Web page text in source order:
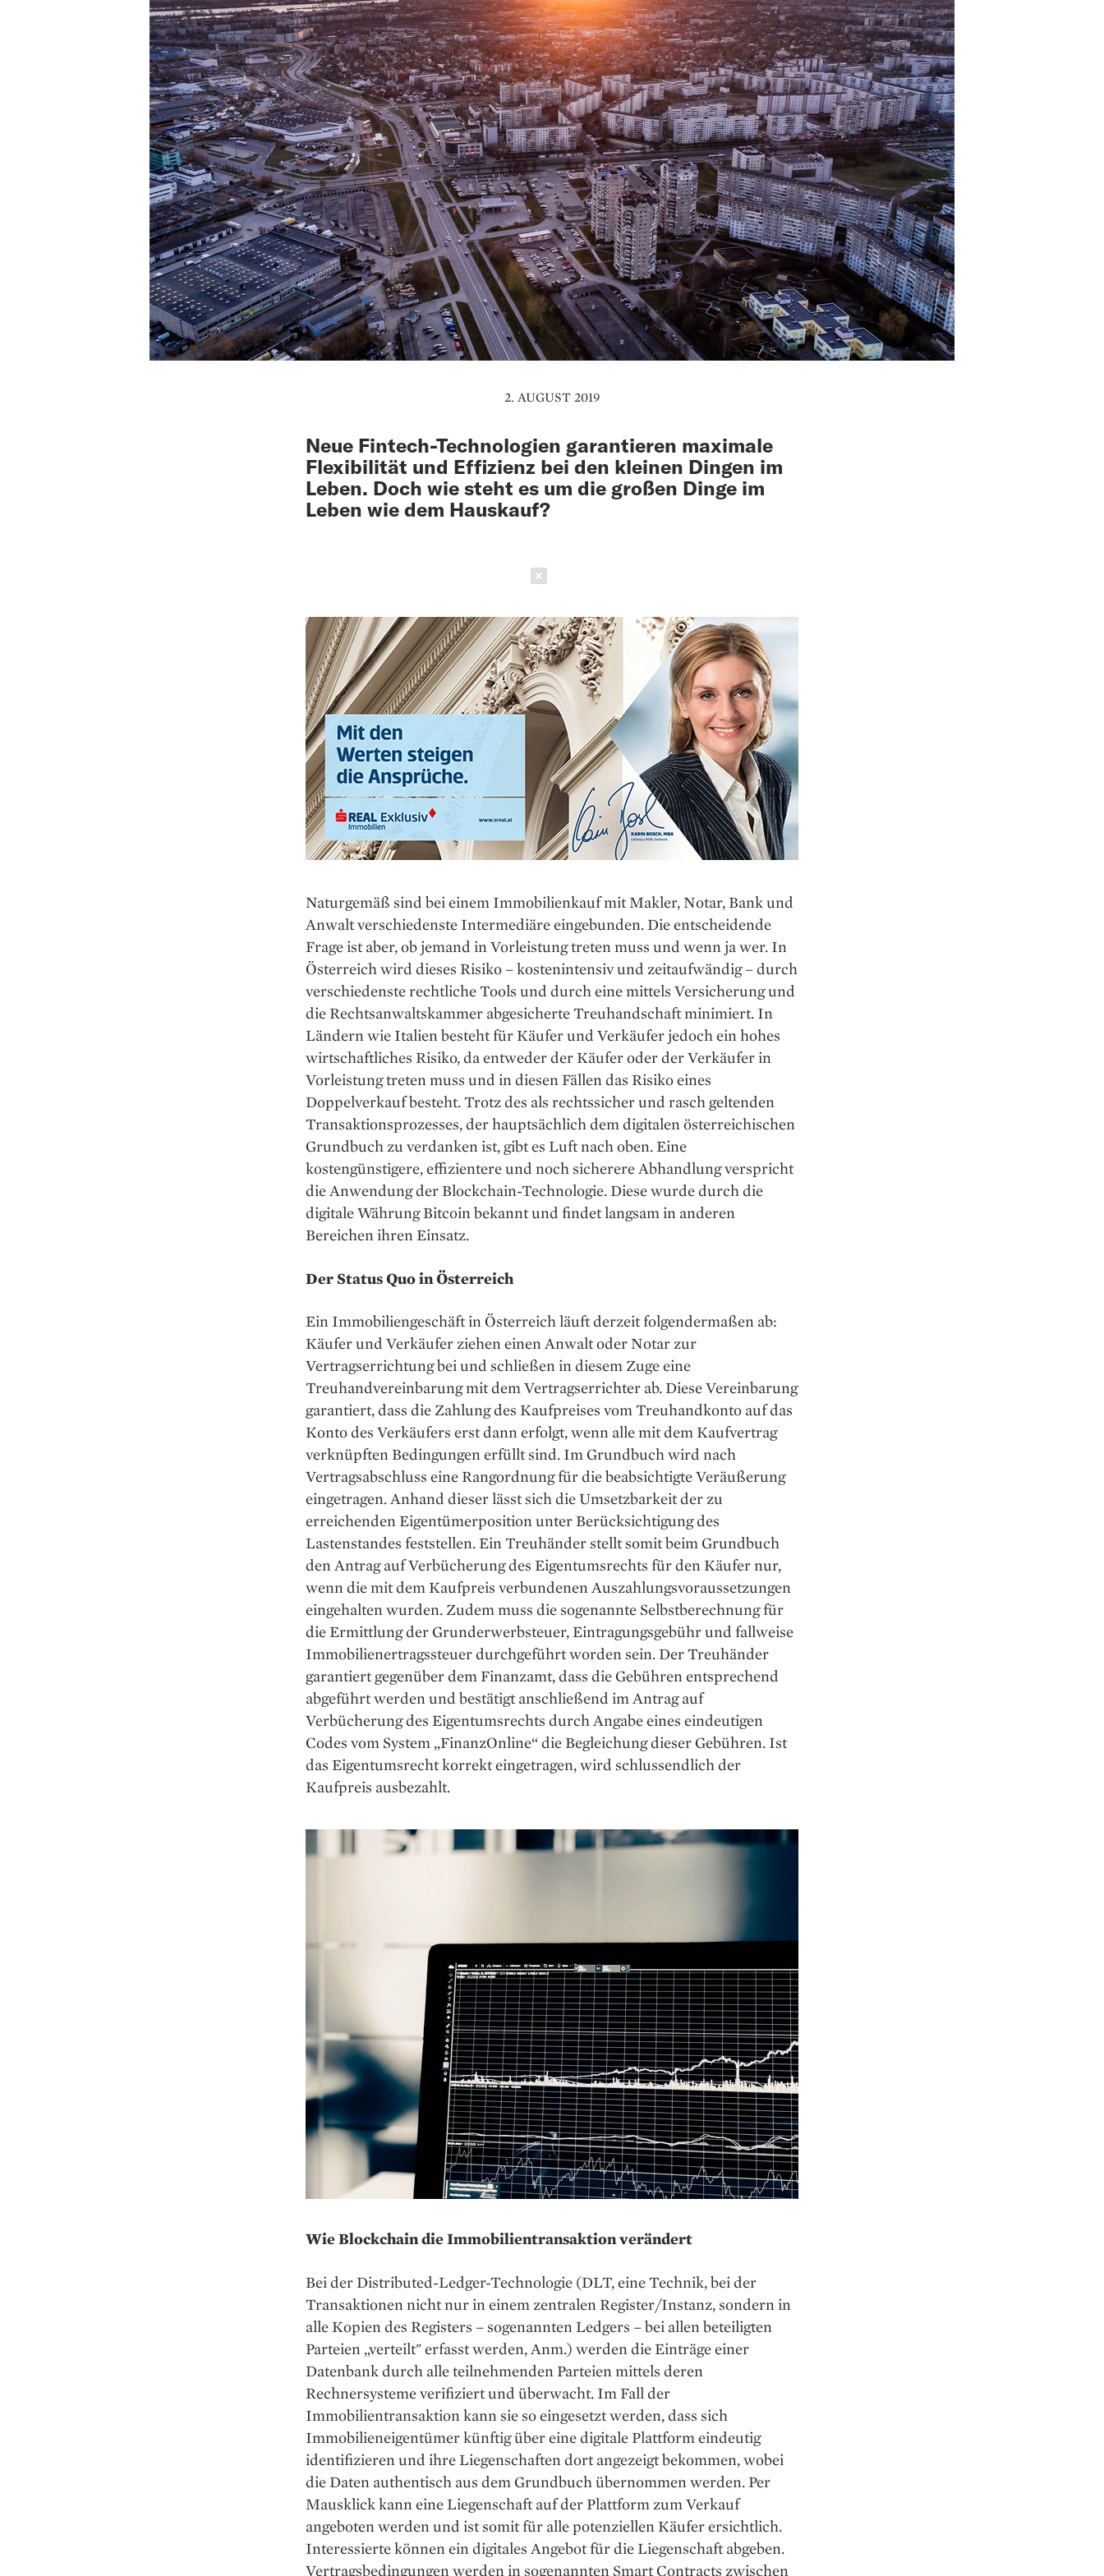
2. AUGUST 2019
Neue Fintech-Technologien garantieren maximale
Flexibilität und Effizienz bei den kleinen Dingen im
Leben. Doch wie steht es um die großen Dinge im
Leben wie dem Hauskauf?
Naturgemäß sind bei einem Immobilienkauf mit Makler, Notar, Bank und
Anwalt verschiedenste Intermediäre eingebunden. Die entscheidende
Frage ist aber, ob jemand in Vorleistung treten muss und wenn ja wer. In
Österreich wird dieses Risiko – kostenintensiv und zeitaufwändig – durch
verschiedenste rechtliche Tools und durch eine mittels Versicherung und
die Rechtsanwaltskammer abgesicherte Treuhandschaft minimiert. In
Ländern wie Italien besteht für Käufer und Verkäufer jedoch ein hohes
wirtschaftliches Risiko, da entweder der Käufer oder der Verkäufer in
Vorleistung treten muss und in diesen Fällen das Risiko eines
Doppelverkauf besteht. Trotz des als rechtssicher und rasch geltenden
Transaktionsprozesses, der hauptsächlich dem digitalen österreichischen
Grundbuch zu verdanken ist, gibt es Luft nach oben. Eine
kostengünstigere, effizientere und noch sicherere Abhandlung verspricht
die Anwendung der Blockchain-Technologie. Diese wurde durch die
digitale Währung Bitcoin bekannt und findet langsam in anderen
Bereichen ihren Einsatz.
Der Status Quo in Österreich
Ein Immobiliengeschäft in Österreich läuft derzeit folgendermaßen ab:
Käufer und Verkäufer ziehen einen Anwalt oder Notar zur
Vertragserrichtung bei und schließen in diesem Zuge eine
Treuhandvereinbarung mit dem Vertragserrichter ab. Diese Vereinbarung
garantiert, dass die Zahlung des Kaufpreises vom Treuhandkonto auf das
Konto des Verkäufers erst dann erfolgt, wenn alle mit dem Kaufvertrag
verknüpften Bedingungen erfüllt sind. Im Grundbuch wird nach
Vertragsabschluss eine Rangordnung für die beabsichtigte Veräußerung
eingetragen. Anhand dieser lässt sich die Umsetzbarkeit der zu
erreichenden Eigentümerposition unter Berücksichtigung des
Lastenstandes feststellen. Ein Treuhänder stellt somit beim Grundbuch
den Antrag auf Verbücherung des Eigentumsrechts für den Käufer nur,
wenn die mit dem Kaufpreis verbundenen Auszahlungsvoraussetzungen
eingehalten wurden. Zudem muss die sogenannte Selbstberechnung für
die Ermittlung der Grunderwerbsteuer, Eintragungsgebühr und fallweise
Immobilienertragssteuer durchgeführt worden sein. Der Treuhänder
garantiert gegenüber dem Finanzamt, dass die Gebühren entsprechend
abgeführt werden und bestätigt anschließend im Antrag auf
Verbücherung des Eigentumsrechts durch Angabe eines eindeutigen
Codes vom System „FinanzOnline“ die Begleichung dieser Gebühren. Ist
das Eigentumsrecht korrekt eingetragen, wird schlussendlich der
Kaufpreis ausbezahlt.
Wie Blockchain die Immobilientransaktion verändert
Bei der Distributed-Ledger-Technologie (DLT, eine Technik, bei der
Transaktionen nicht nur in einem zentralen Register/Instanz, sondern in
alle Kopien des Registers – sogenannten Ledgers – bei allen beteiligten
Parteien „verteilt" erfasst werden, Anm.) werden die Einträge einer
Datenbank durch alle teilnehmenden Parteien mittels deren
Rechnersysteme verifiziert und überwacht. Im Fall der
Immobilientransaktion kann sie so eingesetzt werden, dass sich
Immobilieneigentümer künftig über eine digitale Plattform eindeutig
identifizieren und ihre Liegenschaften dort angezeigt bekommen, wobei
die Daten authentisch aus dem Grundbuch übernommen werden. Per
Mausklick kann eine Liegenschaft auf der Plattform zum Verkauf
angeboten werden und ist somit für alle potenziellen Käufer ersichtlich.
Interessierte können ein digitales Angebot für die Liegenschaft abgeben.
Vertragsbedingungen werden in sogenannten Smart Contracts zwischen